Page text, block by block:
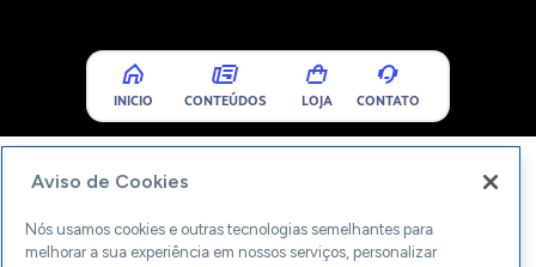
INICIO CONTEÚDOS LOJA CONTATO
Aviso de Cookies
Nós usamos cookies e outras tecnologias semelhantes para
melhorar a sua experiência em nossos serviços, personalizar